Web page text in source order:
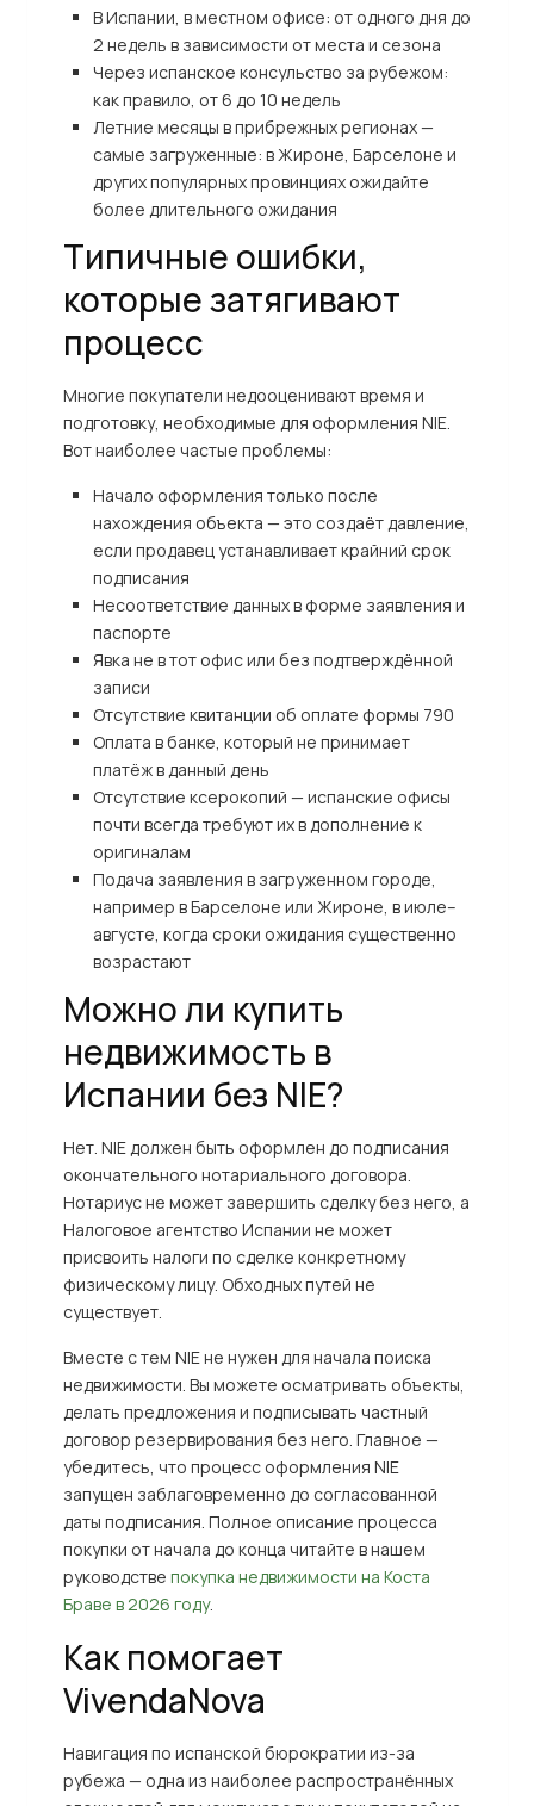
В Испании, в местном офисе: от одного дня до
2 недель в зависимости от места и сезона
Через испанское консульство за рубежом:
как правило, от 6 до 10 недель
Летние месяцы в прибрежных регионах —
самые загруженные: в Жироне, Барселоне и
других популярных провинциях ожидайте
более длительного ожидания
Типичные ошибки,
которые затягивают
процесс
Многие покупатели недооценивают время и
подготовку, необходимые для оформления NIE.
Вот наиболее частые проблемы:
Начало оформления только после
нахождения объекта — это создаёт давление,
если продавец устанавливает крайний срок
подписания
Несоответствие данных в форме заявления и
паспорте
Явка не в тот офис или без подтверждённой
записи
Отсутствие квитанции об оплате формы 790
Оплата в банке, который не принимает
платёж в данный день
Отсутствие ксерокопий — испанские офисы
почти всегда требуют их в дополнение к
оригиналам
Подача заявления в загруженном городе,
например в Барселоне или Жироне, в июле–
августе, когда сроки ожидания существенно
возрастают
Можно ли купить
недвижимость в
Испании без NIE?
Нет. NIE должен быть оформлен до подписания
окончательного нотариального договора.
Нотариус не может завершить сделку без него, а
Налоговое агентство Испании не может
присвоить налоги по сделке конкретному
физическому лицу. Обходных путей не
существует.
Вместе с тем NIE не нужен для начала поиска
недвижимости. Вы можете осматривать объекты,
делать предложения и подписывать частный
договор резервирования без него. Главное —
убедитесь, что процесс оформления NIE
запущен заблаговременно до согласованной
даты подписания. Полное описание процесса
покупки от начала до конца читайте в нашем
руководстве покупка недвижимости на Коста
Браве в 2026 году.
Как помогает
VivendaNova
Навигация по испанской бюрократии из-за
рубежа — одна из наиболее распространённых